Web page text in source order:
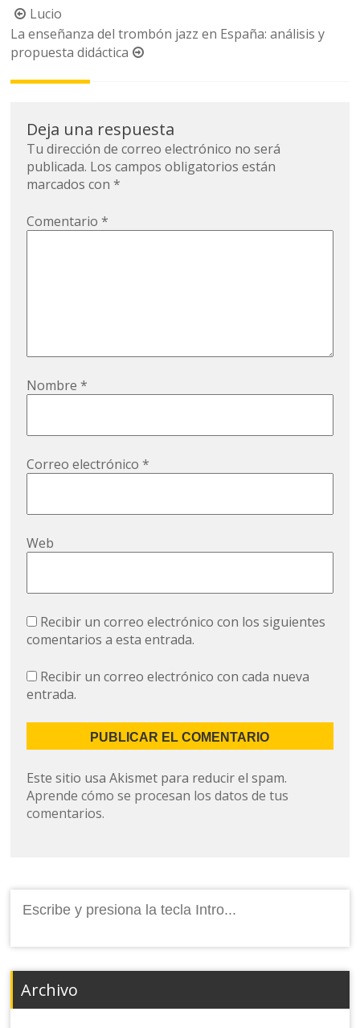
Navegación
de
la
entrada
Lucio
La enseñanza del trombón jazz en España: análisis y
propuesta didáctica
Deja una respuesta
Tu dirección de correo electrónico no será
publicada. Los campos obligatorios están
marcados con*
Comentario*
Nombre*
Correo electrónico*
Web
Recibir un correo electrónico con los siguientes
comentarios a esta entrada.
Recibir un correo electrónico con cada nueva
entrada.
Este sitio usa Akismet para reducir el spam.
Aprende cómo se procesan los datos de tus
comentarios.
Archivo